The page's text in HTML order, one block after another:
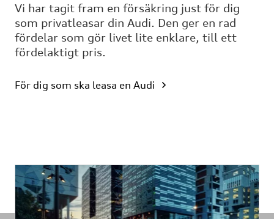
Vi har tagit fram en försäkring just för dig
som privatleasar din Audi. Den ger en rad
fördelar som gör livet lite enklare, till ett
fördelaktigt pris.
För dig som ska leasa en Audi